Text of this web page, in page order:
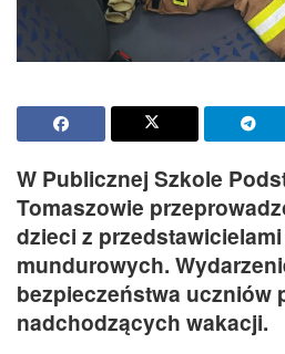
W Publicznej Szkole
Tomaszowie
dzieci z przedstawicielami
mundurowych.
bezpieczeństwa uczniów
nadchodzących wakacji.